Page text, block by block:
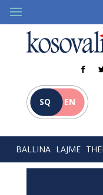
SQ EN
BALLINA LAJME